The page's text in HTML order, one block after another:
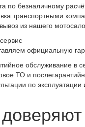
по безналичному
транспортными
из нашего
официальную
обслуживание в
ТО и
по